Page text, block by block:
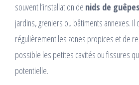
souvent l’installation de nids de
jardins, greniers ou bâtiments annexes.
régulièrement les zones propices et de
possible les petites cavités ou fissures
potentielle.